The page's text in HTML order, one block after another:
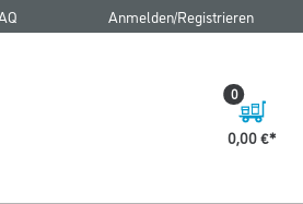
Anmelden/Registrieren
0,00 €
0